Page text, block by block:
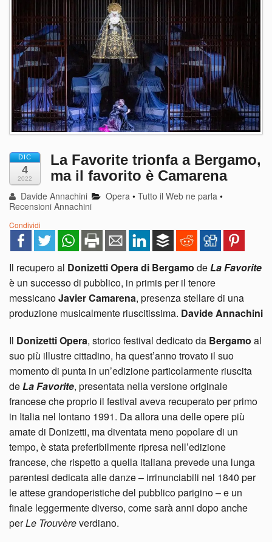
DIC
4
2022
La Favorite trionfa a Bergamo,
ma il favorito è Camarena
Davide Annachini Opera •Tutto il Web ne parla •
Recensioni Annachini
Condividi
Il recupero al Donizetti Opera di Bergamo deLa Favorite
è un successo di pubblico, in primis per il tenore
messicanoJavier Camarena, presenza stellare di una
produzione musicalmente riuscitissima. Davide Annachini
Il Donizetti Opera, storico festival dedicato da Bergamo al
suo più illustre cittadino, ha quest’anno trovato il suo
momento di punta in un’edizione particolarmente riuscita
deLa Favorite, presentata nella versione originale
francese che proprio il festival aveva recuperato per primo
in Italia nel lontano 1991. Da allora una delle opere più
amate di Donizetti, ma diventata meno popolare di un
tempo, è stata preferibilmente ripresa nell’edizione
francese, che rispetto a quella italiana prevede una lunga
parentesi dedicata alle danze – irrinunciabili nel 1840 per
le attese grandoperistiche del pubblico parigino – e un
finale leggermente diverso, come sarà anni dopo anche
perLe Trouvèreverdiano.